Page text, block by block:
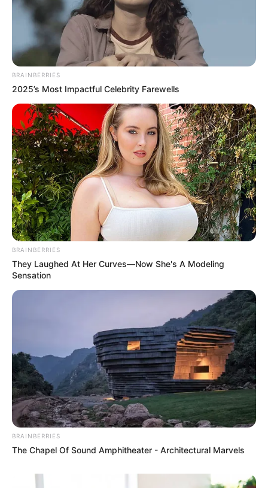
BRAINBERRIES
2025’s Most Impactful Celebrity Farewells
BRAINBERRIES
They Laughed At Her Curves—Now She's A Modeling
Sensation
BRAINBERRIES
The Chapel Of Sound Amphitheater - Architectural Marvels